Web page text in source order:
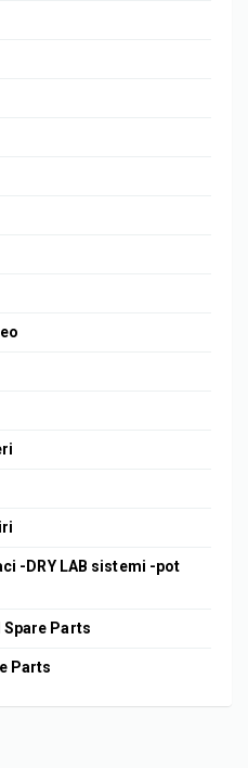
-DRY LAB sistemi -pot
Spare Parts
Parts